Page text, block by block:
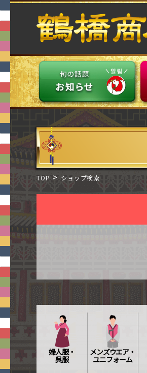
TOP ショップ検索
婦人服・
呉服
メンズウエア・
ユニフォーム